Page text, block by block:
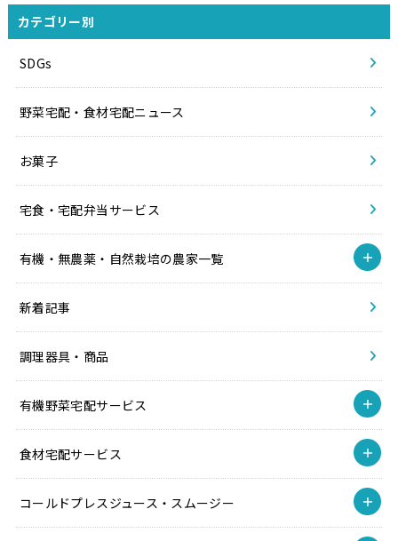
カテゴリー別
SDGs
野菜宅配・食材宅配ニュース
お菓子
宅食・宅配弁当サービス
有機・無農薬・自然栽培の農家一覧
新着記事
調理器具・商品
有機野菜宅配サービス
食材宅配サービス
コールドプレスジュース・スムージー